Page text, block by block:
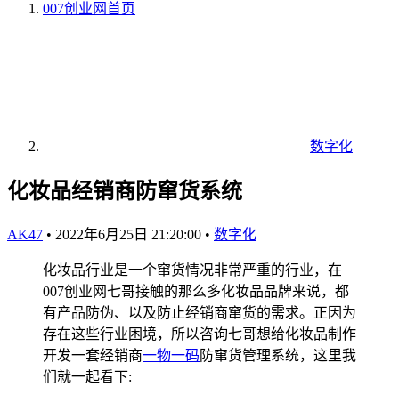
007创业网首页
数字化
化妆品经销商防窜货系统
AK47 • 2022年6月25日 21:20:00 • 数字化
化妆品行业是一个窜货情况非常严重的行业，在
007创业网七哥接触的那么多化妆品品牌来说，都
有产品防伪、以及防止经销商窜货的需求。正因为
存在这些行业困境，所以咨询七哥想给化妆品制作
开发一套经销商一物一码 防窜货管理系统，这里我
们就一起看下: